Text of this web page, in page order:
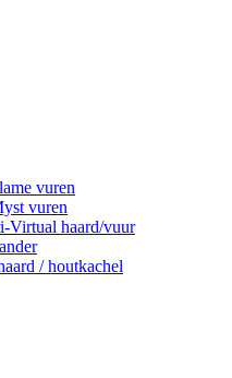
vuren
vuren
Virtual haard/vuur
/ houtkachel